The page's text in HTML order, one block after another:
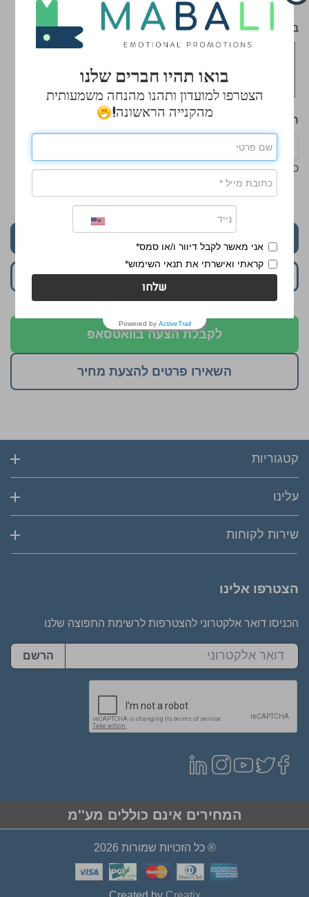
בחר צבע
הכנס כמות
כמות מינימלית: 61
₪24.90
הוסף לסל
לקבלת הצעה בוואטסאפ
השאירו פרטים להצעת מחיר
קטגוריות
עלינו
שירות לקוחות
הצטרפו אלינו
הכניסו דואר אלקטרוני להצטרפות לרשימת התפוצה שלנו
הרשם
המחירים אינם כוללים מע''מ
® כל הזכויות שמורות 2026
בואו תהיו חברים שלנו
הצטרפו למועדון ותהנו מהנחה משמעותית
מהקנייה הראשונה!
אני מאשר לקבל דיוור ו/או סמס*
קראתי ואישרתי את תנאי השימוש*
שלחו
Powered by ActiveTrail